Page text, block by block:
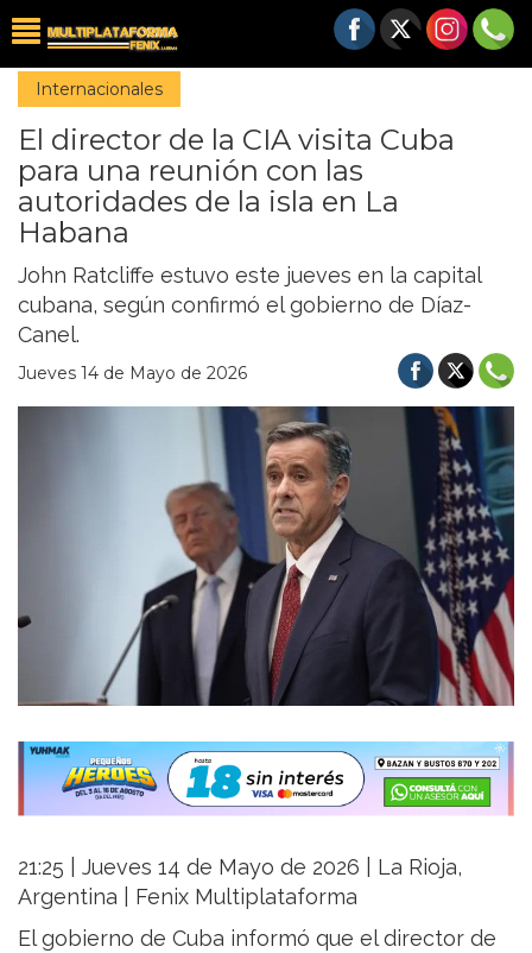
Internacionales
El director de la CIA visita Cuba
para una reunión con las
autoridades de la isla en La
Habana
John Ratcliffe estuvo este jueves en la capital
cubana, según confirmó el gobierno de Díaz-
Canel.
Jueves 14 de Mayo de 2026
21:25 | Jueves 14 de Mayo de 2026 | La Rioja,
Argentina | Fenix Multiplataforma
El gobierno de Cuba informó que el director de